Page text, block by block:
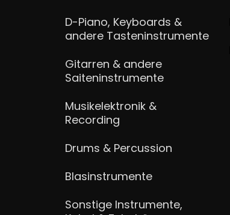
D-Piano, Keyboards &
andere Tasteninstrumente
Gitarren & andere
Saiteninstrumente
Musikelektronik &
Recording
Drums & Percussion
Blasinstrumente
Sonstige Instrumente,